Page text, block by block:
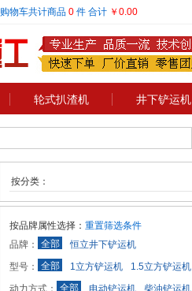
购物车共计商品 0 件 合计 ￥0.00
轮式扒渣机 井下铲运机
按分类：
按品牌属性选择： 重置筛选条件
品牌：
全部
恒立井下铲运机
型号：
全部 1立方铲运机 1.5立方铲运机
动力方式：
全部 电动铲运机
柴油铲运机